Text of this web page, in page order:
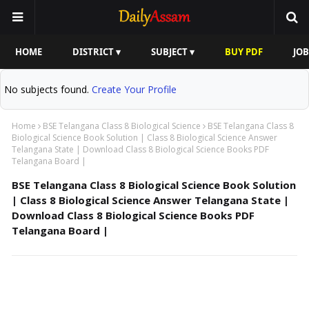
HOME DISTRICT ▾ SUBJECT ▾ BUY PDF
No subjects found. Create Your Profile
Home BSE Telangana Class 8 Biological Science
BSE Telangana Class 8
Biological Science Book Solution | Class 8 Biological Science Answer
Telangana State | Download Class 8 Biological Science Books PDF
Telangana Board |
BSE Telangana Class 8 Biological Science Book Solution
| Class 8 Biological Science Answer Telangana State |
Download Class 8 Biological Science Books PDF
Telangana Board |